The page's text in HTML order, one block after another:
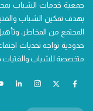
جمعية خدمات الشباب
بهدف تمكين الشباب
المجتمع من المخاطر،
حدودية تواجه تحديات
متخصصة للشباب والفتيات